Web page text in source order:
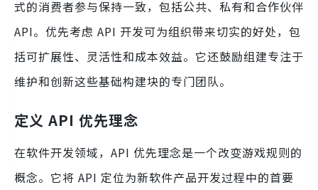
式的消费者参与保持一致，包括公共、私有和合作伙伴
API。优先考虑 API 开发可为组织带来切实的好处，包
括可扩展性、灵活性和成本效益。它还鼓励组建专注于
维护和创新这些基础构建块的专门团队。
定义 API 优先理念
在软件开发领域，API 优先理念是一个改变游戏规则的
概念。它将 API 定位为新软件产品开发过程中的首要